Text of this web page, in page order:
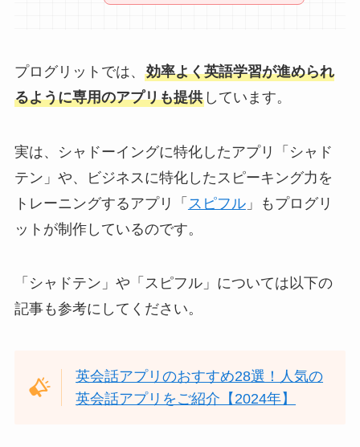
プログリットでは、 効率よく英語学習が進められ
るように専用のアプリも提供しています。
実は、シャドーイングに特化したアプリ「シャド
テン」や、ビジネスに特化したスピーキング力を
トレーニングするアプリ「 スピフル」もプログリ
ットが制作しているのです。
「シャドテン」や「スピフル」については以下の
記事も参考にしてください。
英会話アプリのおすすめ28選！人気の
英会話アプリをご紹介【2024年】